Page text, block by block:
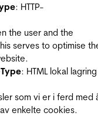
: HTTP-
the user and the
serves to optimise
Type: HTML lokal lagring
som vi er i ferd med
enkelte cookies.